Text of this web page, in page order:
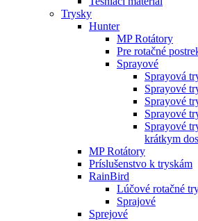
Trysky
Hunter
MP Rotátory
Pre rotačné
Sprayové
Sprayová
Sprayové
Sprayové
Sprayové
Sprayové
krátkym
MP Rotátory
Príslušenstvo k tryskám
RainBird
Lúčové rotačné
Sprajové
Sprejové